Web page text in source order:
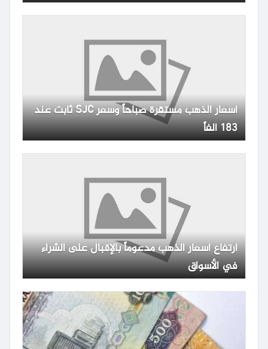
أسعار الذهب مستقرة صباحاً وسعر SJC ثابت عند
183 ألفاً
ارتفاع أسعار الذهب مدعوماً بالإقبال على الشراء
في الأسواق